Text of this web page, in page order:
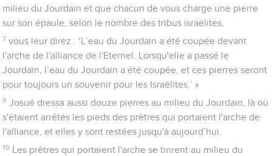
milieu du Jourdain et que chacun de vous charge une pierre
sur son épaule, selon le nombre des tribus israélites,
7 vous leur direz : ‘L’eau du Jourdain a été coupée devant
l'arche de l'alliance de l'Eternel. Lorsqu'elle a passé le
Jourdain, l’eau du Jourdain a été coupée, et ces pierres seront
pour toujours un souvenir pour les Israélites.’ »
9 Josué dressa aussi douze pierres au milieu du Jourdain, là où
s'étaient arrêtés les pieds des prêtres qui portaient l'arche de
l'alliance, et elles y sont restées jusqu'à aujourd’hui.
10
Les prêtres qui portaient l'arche se tinrent au milieu du